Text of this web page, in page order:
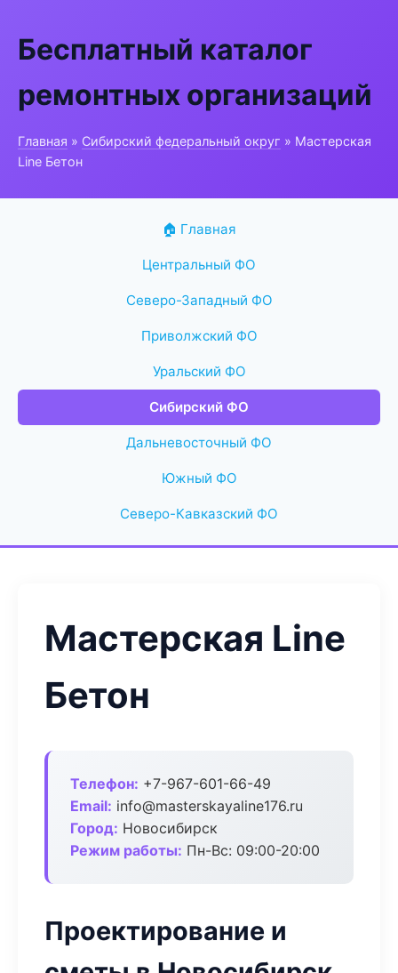
Бесплатный каталог
ремонтных организаций
Главная » Сибирский федеральный округ » Мастерская
Line Бетон
🏠 Главная
Центральный ФО
Северо-Западный ФО
Приволжский ФО
Уральский ФО
Сибирский ФО
Дальневосточный ФО
Южный ФО
Северо-Кавказский ФО
Мастерская Line
Бетон
Телефон: +7-967-601-66-49
Email: info@masterskayaline176.ru
Город: Новосибирск
Режим работы: Пн-Вс: 09:00-20:00
Проектирование и